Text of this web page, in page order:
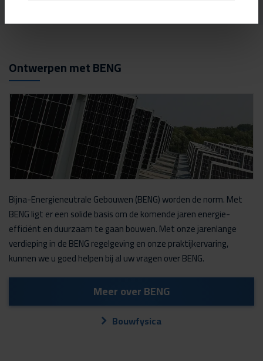
Ontwerpen met BENG
Bijna-Energieneutrale Gebouwen (BENG) worden de norm. Met
BENG ligt er een solide basis om de komende jaren energie-
efficiënt en duurzaam te gaan bouwen. Met onze jarenlange
verdieping in de BENG regelgeving en onze praktijkervaring,
kunnen we u goed helpen bij al uw vragen over BENG.
Meer over BENG
Bouwfysica